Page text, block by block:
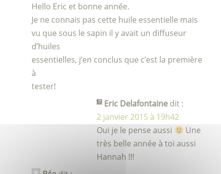
Hello Eric et bonne année.
Je ne connais pas cette huile essentielle mais
vu que sous le sapin il y avait un diffuseur
d’huiles
essentielles, j’en conclus que c’est la première
à
tester!
Eric Delafontaine dit :
2 janvier 2015 à 19h42
Oui je le pense aussi
Une
très belle année à toi aussi
Hannah !!!